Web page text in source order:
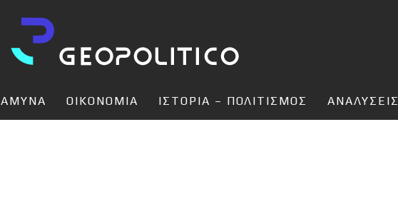
ΑΜΥΝΑ ΟΙΚΟΝΟΜΙΑ ΙΣΤΟΡΙΑ – ΠΟΛΙΤΙΣΜΟΣ ΑΝΑΛΥΣΕΙΣ